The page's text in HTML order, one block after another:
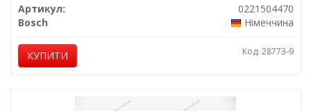
Артикул:
0221504470
Bosch
Німеччина
КУПИТИ Код: 28773-9